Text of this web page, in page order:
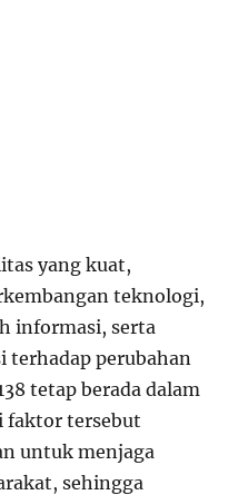
yang kuat,
teknologi,
informasi, serta
terhadap perubahan
tetap berada dalam
faktor tersebut
untuk menjaga
sehingga